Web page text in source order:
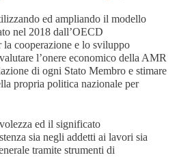
ed ampliando il modello
nel 2018 dall’OECD
la cooperazione e lo sviluppo
l’onere economico della AMR
di ogni Stato Membro e stimare
propria politica nazionale per
ed il significato
sia negli addetti ai lavori sia
tramite strumenti di